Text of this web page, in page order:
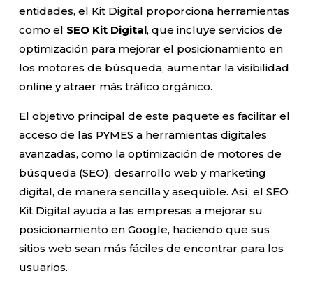
entidades, el Kit Digital proporciona herramientas
como el SEO Kit Digital, que incluye servicios de
optimización para mejorar el posicionamiento en
los motores de búsqueda, aumentar la visibilidad
online y atraer más tráfico orgánico.
El objetivo principal de este paquete es facilitar el
acceso de las PYMES a herramientas digitales
avanzadas, como la optimización de motores de
búsqueda (SEO), desarrollo web y marketing
digital, de manera sencilla y asequible. Así, el SEO
Kit Digital ayuda a las empresas a mejorar su
posicionamiento en Google, haciendo que sus
sitios web sean más fáciles de encontrar para los
usuarios.